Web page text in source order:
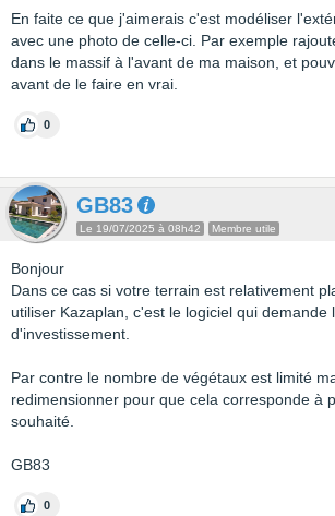
En faite ce que j'aimerais c'est modéliser
avec une photo de celle-ci. Par exemple
dans le massif à l'avant de ma maison, et
avant de le faire en vrai.
0
GB83
Le 19/07/2025 à 08h42 Membre utile
Bonjour
Dans ce cas si votre terrain est relativement
utiliser Kazaplan, c'est le logiciel qui demande
d'investissement.
Par contre le nombre de végétaux est limité
redimensionner pour que cela corresponde à
souhaité.
GB83
0